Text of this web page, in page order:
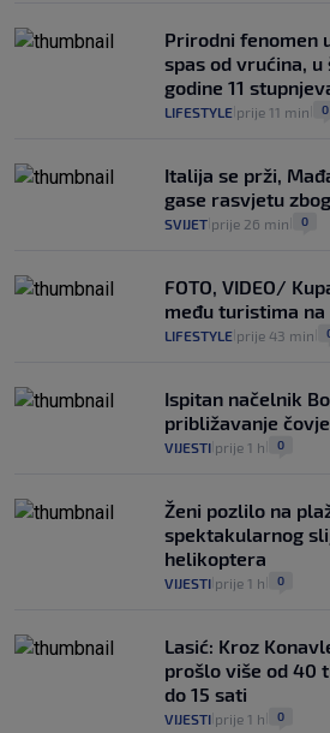
Prirodni fenomen
spas od vrućina,
godine 11
LIFESTYLE prije 11 min 0
Italija se prži,
gase rasvjetu
SVIJET prije 26 min 0
FOTO, VIDEO/
među turistima
LIFESTYLE prije 43 min
Ispitan načelnik
približavanje
VIJESTI prije 1 h 0
Ženi pozlilo na
spektakularnog
helikoptera
VIJESTI prije 1 h 0
Lasić: Kroz
prošlo više od 40
do 15 sati
VIJESTI prije 1 h 0